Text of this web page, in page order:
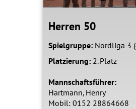
Herren 50
Spielgruppe: Nordliga 3
Platzierung: 2. Platz
Mannschaftsführer:
Hartmann, Henry
Mobil: 0152 28864668